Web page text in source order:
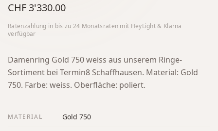
CHF 3'330.00
Ratenzahlung in bis zu 24 Monatsraten mit HeyLight & Klarna
verfügbar
Damenring Gold 750 weiss aus unserem Ringe-
Sortiment bei Termin8 Schaffhausen. Material: Gold
750. Farbe: weiss. Oberfläche: poliert.
MATERIAL Gold 750